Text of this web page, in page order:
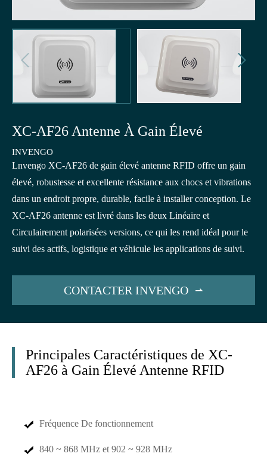
 
XC-AF26 Antenne À Gain Élevé
INVENGO
Lnvengo XC-AF26 de gain élevé antenne RFID offre un gain
élevé, robustesse et excellente résistance aux chocs et vibrations
dans un endroit propre, durable, facile à installer conception. Le
XC-AF26 antenne est livré dans les deux Linéaire et
Circulairement polarisées versions, ce qui les rend idéal pour le
suivi des actifs, logistique et véhicule les applications de suivi.
CONTACTER INVENGO 
Principales Caractéristiques de XC-
AF26 à Gain Élevé Antenne RFID
Fréquence De fonctionnement
840 ~ 868 MHz et 902 ~ 928 MHz